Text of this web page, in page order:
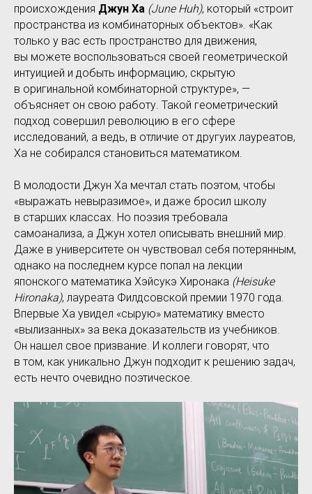
происхождения Джун Ха (June Huh), который «строит
пространства из комбинаторных объектов». «Как
только у вас есть пространство для движения,
вы можете воспользоваться своей геометрической
интуицией и добыть информацию, скрытую
в оригинальной комбинаторной структуре», —
объясняет он свою работу. Такой геометрический
подход совершил революцию в его сфере
исследований, а ведь, в отличие от другуих лауреатов,
Ха не собирался становиться математиком.
В молодости Джун Ха мечтал стать поэтом, чтобы
«выражать невыразимое», и даже бросил школу
в старших классах. Но поэзия требовала
самоанализа, а Джун хотел описывать внешний мир.
Даже в университете он чувствовал себя потерянным,
однако на последнем курсе попал на лекции
японского математика Хэйсукэ Хиронака (Heisuke
Hironaka), лауреата Филдсовской премии 1970 года.
Впервые Ха увидел «сырую» математику вместо
«вылизанных» за века доказательств из учебников.
Он нашел свое призвание. И коллеги говорят, что
в том, как уникально Джун подходит к решению задач,
есть нечто очевидно поэтическое.